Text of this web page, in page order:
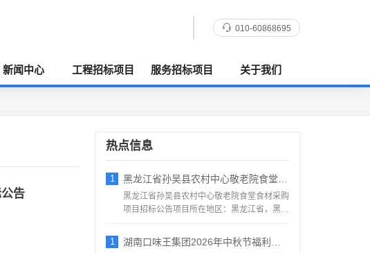
010-60868695
新闻中心 工程招标项目 服务招标项目 关于我们
告
热点信息
1 黑龙江省孙吴县农村中心敬老院食堂食材采购
黑龙江省孙吴县农村中心敬老院食堂食材采购
项目招标公告项目所在地区：黑龙江省，黑河
1 湖南口味王集团2026年中秋节福利物资大